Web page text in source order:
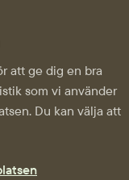
att ge dig en bra
som vi använder
Du kan välja att